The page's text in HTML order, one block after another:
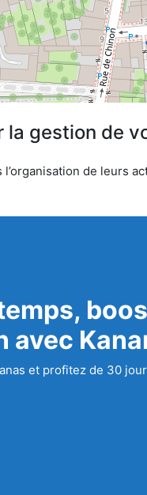
la gestion de
de
avec
et profitez de 30